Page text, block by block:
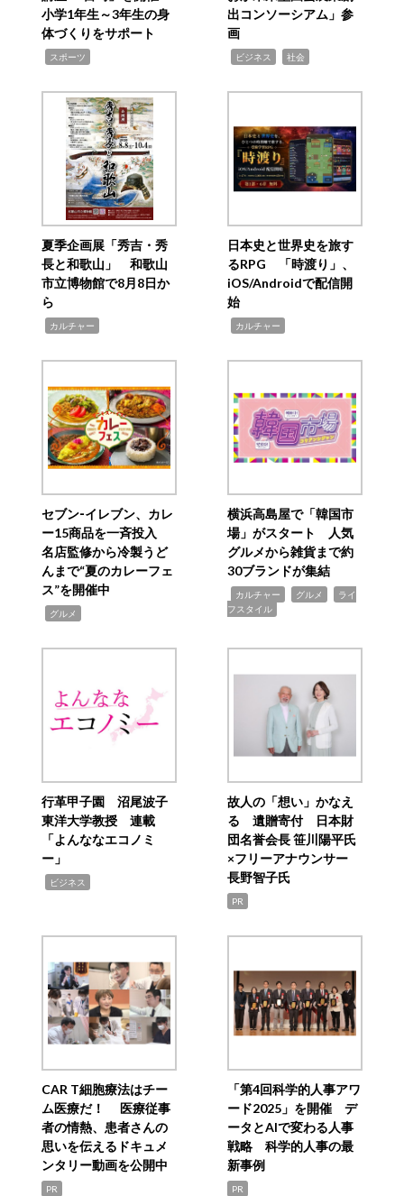
小学1年生～3年生の身
体づくりをサポート
スポーツ
出コンソーシアム」参
画
ビジネス 社会
夏季企画展「秀吉・秀
長と和歌山」 和歌山
市立博物館で8月8日か
ら
カルチャー
日本史と世界史を旅す
るRPG 「時渡り」、
iOS/Androidで配信開
始
カルチャー
セブン‐イレブン、カレ
ー15商品を一斉投入
名店監修から冷製うど
んまで“夏のカレーフェ
ス”を開催中
グルメ
横浜高島屋で「韓国市
場」がスタート 人気
グルメから雑貨まで約
30ブランドが集結
カルチャー グルメ
ライ
フスタイル
行革甲子園 沼尾波子
東洋大学教授 連載
「よんななエコノミ
ー」
ビジネス
故人の「想い」かなえ
る 遺贈寄付 日本財
団名誉会長 笹川陽平氏
×フリーアナウンサー
長野智子氏
PR
CAR T細胞療法はチー
ム医療だ！ 医療従事
者の情熱、患者さんの
思いを伝えるドキュメ
ンタリー動画を公開中
PR
「第4回科学的人事アワ
ード2025」を開催 デ
ータとAIで変わる人事
戦略 科学的人事の最
新事例
PR